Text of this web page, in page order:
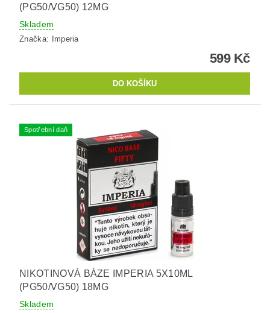
(PG50/VG50) 12MG
Skladem
Značka: Imperia
599 Kč
Spotřební daň
NIKOTINOVÁ BÁZE IMPERIA 5X10ML
(PG50/VG50) 18MG
Skladem